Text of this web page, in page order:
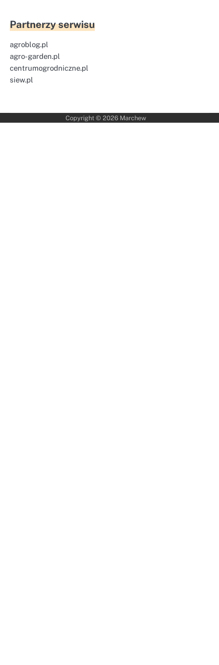
Partnerzy serwisu
agroblog.pl
agro-garden.pl
centrumogrodniczne.pl
siew.pl
Copyright © 2026 Marchew